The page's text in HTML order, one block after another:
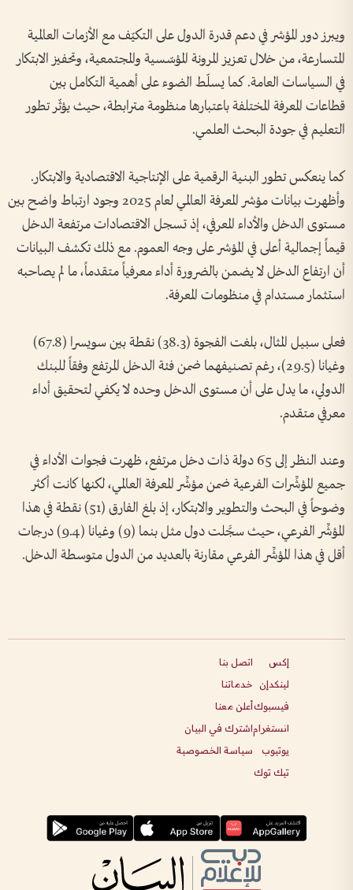
ويبرز دور المؤشر في دعم قدرة الدول على التكيّف مع الأزمات العالمية
المتسارعة، من خلال تعزيز المرونة المؤسّسية والمجتمعية، وتحفيز الابتكار
في السياسات العامة. كما يسلّط الضوء على أهمية التكامل بين
قطاعات المعرفة المختلفة باعتبارها منظومة مترابطة، حيث يؤثّر تطور
التعليم في جودة البحث العلمي.
كما ينعكس تطور البنية الرقمية على الإنتاجية الاقتصادية والابتكار.
وأظهرت بيانات مؤشر المعرفة العالمي لعام 2025 وجود ارتباط واضح بين
مستوى الدخل والأداء المعرفي، إذ تسجل الاقتصادات مرتفعة الدخل
قيماً إجمالية أعلى في المؤشر على وجه العموم. مع ذلك تكشف البيانات
أن ارتفاع الدخل لا يضمن بالضرورة أداء معرفياً متقدماً، ما لم يصاحبه
استثمار مستدام في منظومات المعرفة.
فعلى سبيل المثال، بلغت الفجوة (38.3) نقطة بين سويسرا (67.8)
وغيانا (29.5)، رغم تصنيفهما ضمن فئة الدخل المرتفع وفقاً للبنك
الدولي، ما يدل على أن مستوى الدخل وحده لا يكفي لتحقيق أداء
معرفي متقدم.
وعند النظر إلى 65 دولة ذات دخل مرتفع، ظهرت فجوات الأداء في
جميع المؤشِّرات الفرعية ضمن مؤشِّر المعرفة العالمي، لكنها كانت أكثر
وضوحاً في البحث والتطوير والابتكار، إذ بلغ الفارق (51) نقطة في هذا
المؤشِّر الفرعي، حيث سجَّلت دول مثل بنما (9) وغيانا (9.4) درجات
أقل في هذا المؤشِّر الفرعي مقارنة بالعديد من الدول متوسطة الدخل.
إكس
لينكدإن
فيسبوك
انستغرام
يوتيوب
تيك توك
اتصل بنا
خدماتنا
أعلن معنا
اشترك في البيان
سياسة الخصوصية